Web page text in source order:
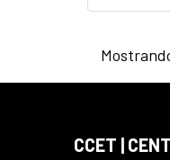
CCET |